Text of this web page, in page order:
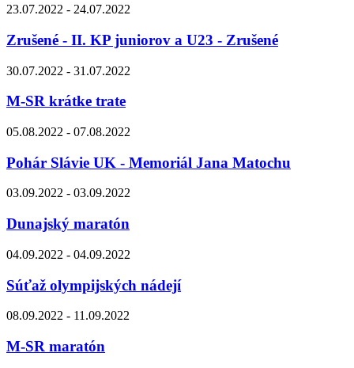
23.07.2022 - 24.07.2022
Zrušené - II. KP juniorov a U23 - Zrušené
30.07.2022 - 31.07.2022
M-SR krátke trate
05.08.2022 - 07.08.2022
Pohár Slávie UK - Memoriál Jana Matochu
03.09.2022 - 03.09.2022
Dunajský maratón
04.09.2022 - 04.09.2022
Súťaž olympijských nádejí
08.09.2022 - 11.09.2022
M-SR maratón